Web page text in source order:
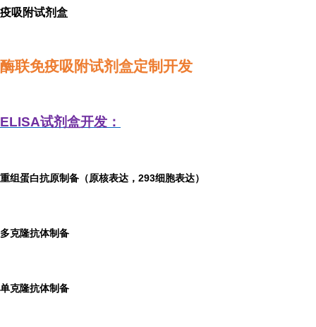
疫吸附试剂盒
酶联免疫吸附试剂盒定制开发
ELISA试剂盒开发：
重组蛋白抗原制备（原核表达，293细胞表达）
多克隆抗体制备
单克隆抗体制备